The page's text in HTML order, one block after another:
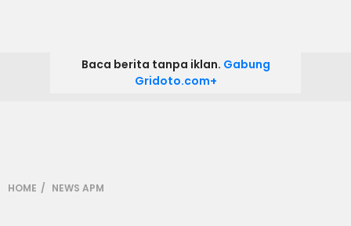
Baca berita tanpa iklan. Gabung
Gridoto.com+
HOME NEWS APM